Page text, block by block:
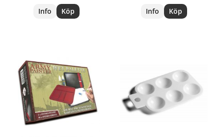
Info Köp Info Köp